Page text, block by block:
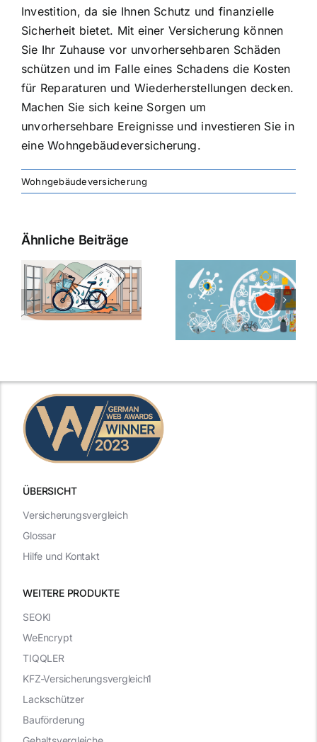
Investition, da sie Ihnen Schutz und finanzielle
Sicherheit bietet. Mit einer Versicherung können
Sie Ihr Zuhause vor unvorhersehbaren Schäden
schützen und im Falle eines Schadens die Kosten
für Reparaturen und Wiederherstellungen decken.
Machen Sie sich keine Sorgen um
unvorhersehbare Ereignisse und investieren Sie in
eine Wohngebäudeversicherung.
Wohngebäudeversicherung
Ähnliche Beiträge
ÜBERSICHT
WEITERE PRODUKTE
Versicherungsvergleich
Glossar
Hilfe und Kontakt
SEOKI
WeEncrypt
TIQQLER
KFZ-Versicherungsvergleich1
Lackschützer
Bauförderung